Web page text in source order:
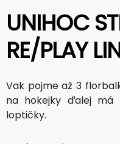
UNIHOC
RE/PLAY
Vak pojme až 3
na hokejky ďalej má
loptičky.